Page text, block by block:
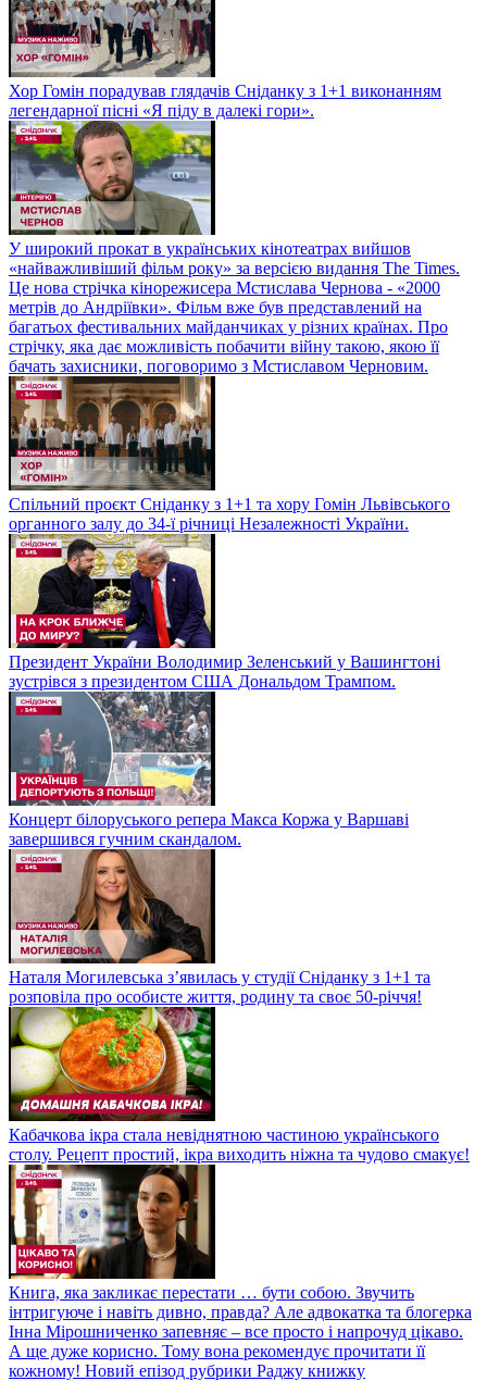
Хор Гомін порадував глядачів Сніданку з 1+1 виконанням
легендарної пісні «Я піду в далекі гори».
У широкий прокат в українських кінотеатрах вийшов
«найважливіший фільм року» за версією видання The Times.
Це нова стрічка кінорежисера Мстислава Чернова - «2000
метрів до Андріївки». Фільм вже був представлений на
багатьох фестивальних майданчиках у різних країнах. Про
стрічку, яка дає можливість побачити війну такою, якою її
бачать захисники, поговоримо з Мстиславом Черновим.
Спільний проєкт Сніданку з 1+1 та хору Гомін Львівського
органного залу до 34-ї річниці Незалежності України.
Президент України Володимир Зеленський у Вашингтоні
зустрівся з президентом США Дональдом Трампом.
Концерт білоруського репера Макса Коржа у Варшаві
завершився гучним скандалом.
Наталя Могилевська з’явилась у студії Сніданку з 1+1 та
розповіла про особисте життя, родину та своє 50-річчя!
Кабачкова ікра стала невіднятною частиною українського
столу. Рецепт простий, ікра виходить ніжна та чудово смакує!
Книга, яка закликає перестати … бути собою. Звучить
інтригуюче і навіть дивно, правда? Але адвокатка та блогерка
Інна Мірошниченко запевняє – все просто і напрочуд цікаво.
А ще дуже корисно. Тому вона рекомендує прочитати її
кожному! Новий епізод рубрики Раджу книжку